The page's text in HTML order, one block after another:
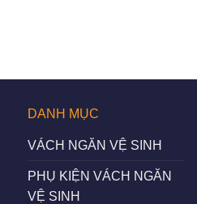
DANH MỤC
VÁCH NGĂN VỆ SINH
PHỤ KIỆN VÁCH NGĂN
VỆ SINH